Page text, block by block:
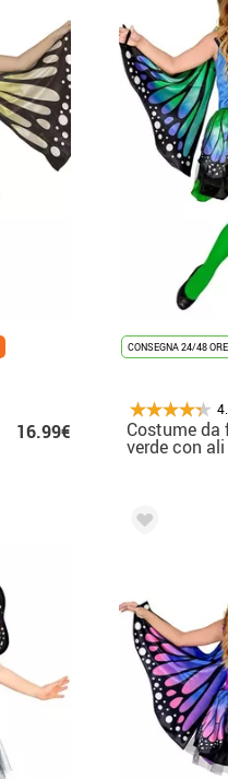
16.99€
CONSEGNA 24/48 ORE
Costume da
verde con